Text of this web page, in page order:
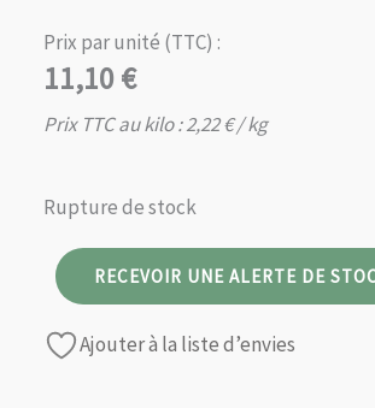
Prix par unité (TTC) :
11,10€
Prix TTC au kilo :2,22€/ kg
Rupture de stock
RECEVOIR UNE ALERTE DE
Ajouter à la liste d’envies